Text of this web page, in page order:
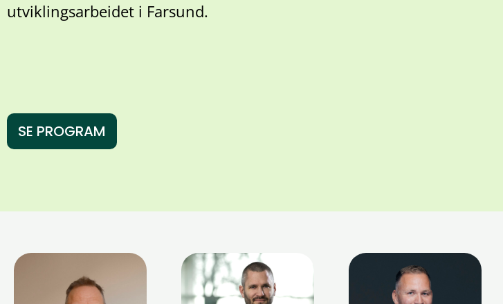
utviklingsarbeidet i Farsund.
SE PROGRAM